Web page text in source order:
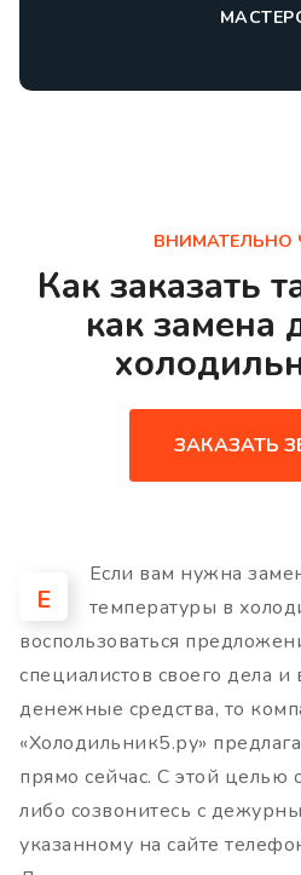
ВНИМАТЕЛЬНО
Как заказать
как замена
ЗАКАЗАТЬ
Е
Если вам нужна
температуры в
воспользоваться
специалистов своего дела
денежные средства, то
«Холодильник5.ру»
прямо сейчас. С этой целью
либо созвонитесь с
указанному на сайте